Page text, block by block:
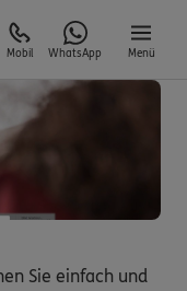
Mobil WhatsApp Menü
Sie einfach und